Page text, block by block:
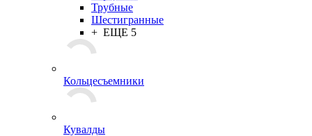
Трубные
Шестигранные
+ ЕЩЕ 5
Кольцесъемники
Кувалды